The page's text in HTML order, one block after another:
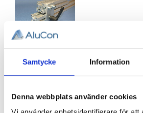
Samtycke Information
Denna webbplats använder cookies
249,52KR